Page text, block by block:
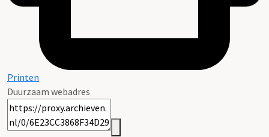
Printen
Duurzaam webadres